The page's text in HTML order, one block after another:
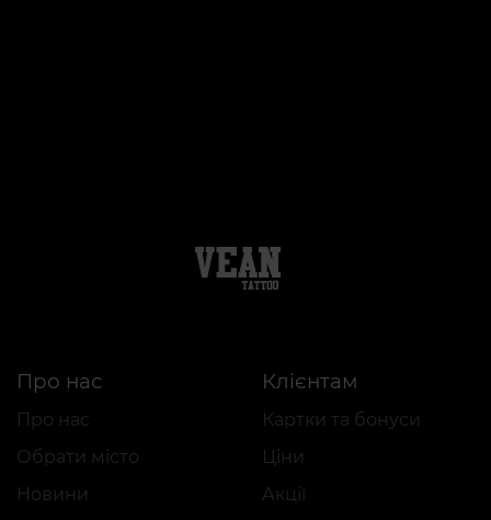
Про нас
Про нас
Обрати місто
Новини
Клієнтам
Картки та бонуси
Ціни
Акції